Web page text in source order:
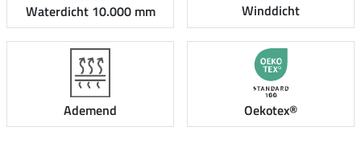
Waterdicht 10.000 mm Winddicht
Ademend Oekotex®